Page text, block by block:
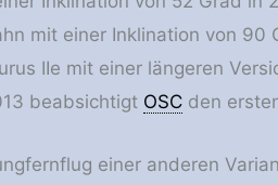
mit einer Inklination von
IIe mit einer längeren
beabsichtigt OSCden
einer anderen